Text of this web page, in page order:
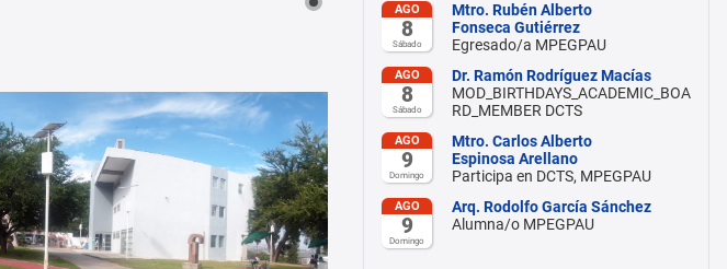
AGO
8
Sábado
Mtro. Rubén Alberto
Fonseca Gutiérrez
Egresado/a MPEGPAU
AGO
8
Sábado
Dr. Ramón Rodríguez Macías
MOD_BIRTHDAYS_ACADEMIC_BOA
RD_MEMBER DCTS
AGO
9
Domingo
Mtro. Carlos Alberto
Espinosa Arellano
Participa en DCTS, MPEGPAU
AGO
9
Domingo
Arq. Rodolfo García Sánchez
Alumna/o MPEGPAU